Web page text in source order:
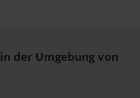
der Umgebung von